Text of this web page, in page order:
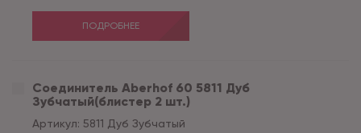
ПОДРОБНЕЕ
Соединитель Aberhof 60 5811 Дуб
Зубчатый(блистер 2 шт.)
Артикул: 5811 Дуб Зубчатый